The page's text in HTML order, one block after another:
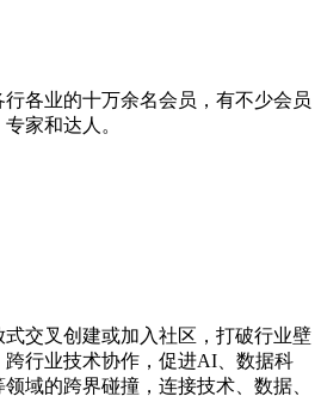
行各业的十万余名会员，有不少会员
家和达人。
式交叉创建或加入社区，打破行业壁
行业技术协作，促进AI、数据科
域的跨界碰撞，连接技术、数据、